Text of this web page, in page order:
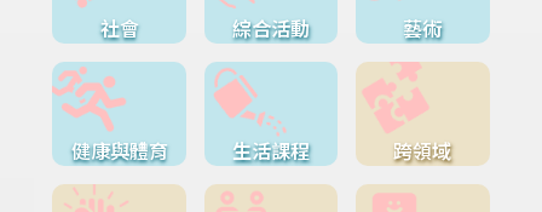
社會 綜合活動 藝術
健康與體育 生活課程 跨領域